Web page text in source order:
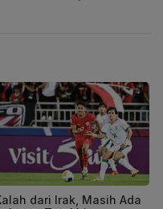
dari Irak, Masih Ada